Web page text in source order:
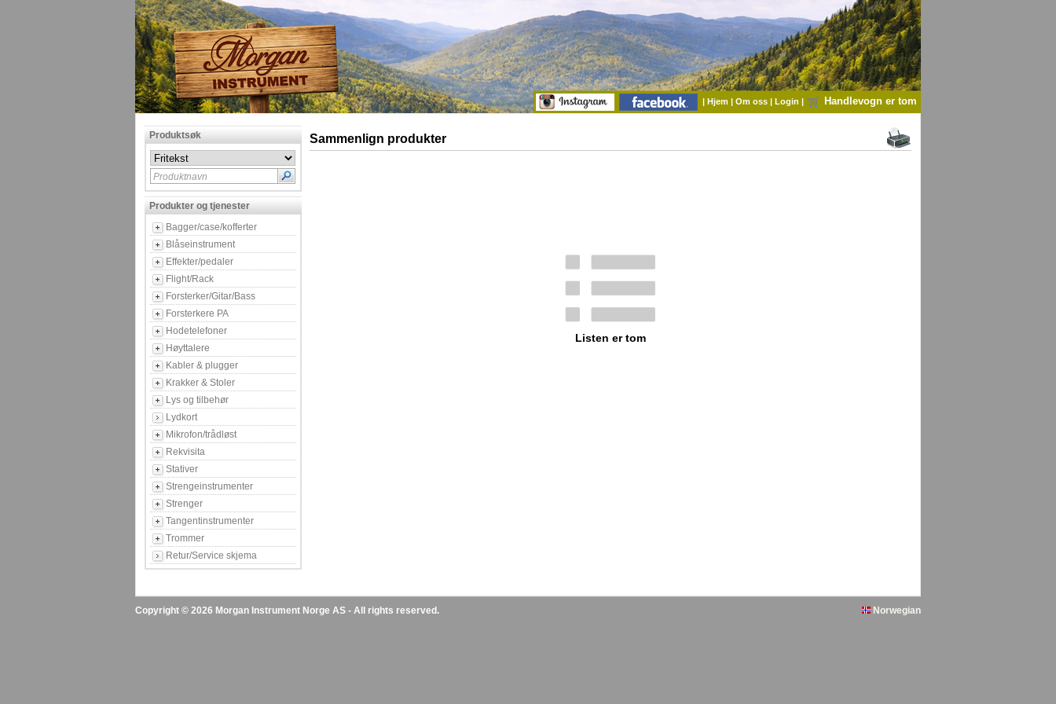
| Hjem | Om oss | Login | Handlevogn er tom
Produktsøk
Produktnavn
Produkter og tjenester
Bagger/case/kofferter
Blåseinstrument
Effekter/pedaler
Flight/Rack
Forsterker/Gitar/Bass
Forsterkere PA
Hodetelefoner
Høyttalere
Kabler & plugger
Krakker & Stoler
Lys og tilbehør
Lydkort
Mikrofon/trådløst
Rekvisita
Stativer
Strengeinstrumenter
Strenger
Tangentinstrumenter
Trommer
Retur/Service skjema
Sammenlign produkter
Listen er tom
Copyright © 2026 Morgan Instrument Norge AS - All rights reserved. Norwegian